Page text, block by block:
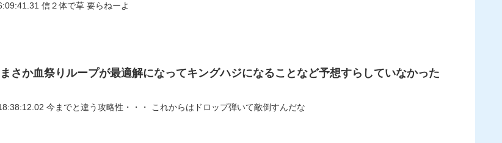
33: おーがちゃんねる 2022/07/03(日) 16:09:41.31 信２体で草 要らねーよ
さか血祭りループが最適解になってキングハジになることなど予想すらしていなかった
764: おーがちゃんねる 2022/08/25(木) 18:38:12.02 今までと違う攻略性・・・ これからはドロップ弾いて敵倒すんだな